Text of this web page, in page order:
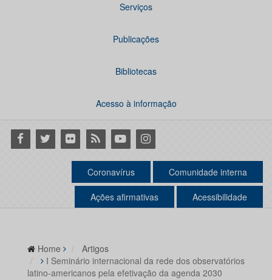
Serviços
Publicações
Bibliotecas
Acesso à informação
Facebook
Twitter Flickr RSS YoutubeInstagram
Coronavírus Comunidade interna
Ações afirmativas Acessibilidade
Home
Artigos
I Seminário internacional da rede dos observatórios
latino-americanos pela efetivação da agenda 2030